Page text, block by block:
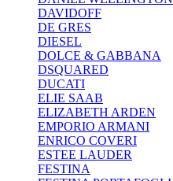
DAVIDOFF
DE GRES
DIESEL
DOLCE & GABBANA
DSQUARED
DUCATI
ELIE SAAB
ELIZABETH ARDEN
EMPORIO ARMANI
ENRICO COVERI
ESTEE LAUDER
FESTINA